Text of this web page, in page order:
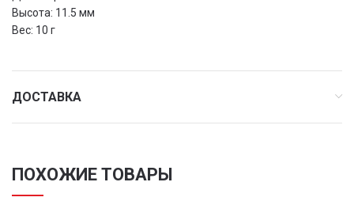
Высота: 11.5 мм
Вес: 10 г
ДОСТАВКА
ПОХОЖИЕ ТОВАРЫ